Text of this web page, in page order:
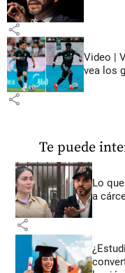
share
Video |
vea los
share
Te puede
Lo
a
share